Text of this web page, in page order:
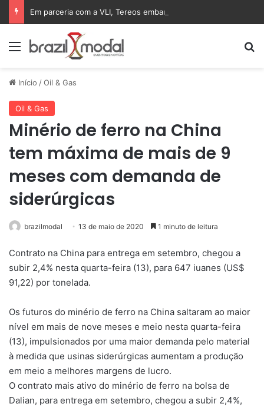
Menu
Início /Oil & Gas
Oil & Gas
Minério de ferro na China
tem máxima de mais de 9
meses com demanda de
siderúrgicas
brazilmodal 13 de maio de 2020 1 minuto de leitura
Contrato na China para entrega em setembro, chegou a
subir 2,4% nesta quarta-feira (13), para 647 iuanes (US$
91,22) por tonelada.
Os futuros do minério de ferro na China saltaram ao maior
nível em mais de nove meses e meio nesta quarta-feira
(13), impulsionados por uma maior demanda pelo material
à medida que usinas siderúrgicas aumentam a produção
em meio a melhores margens de lucro.
O contrato mais ativo do minério de ferro na bolsa de
Dalian, para entrega em setembro, chegou a subir 2,4%,